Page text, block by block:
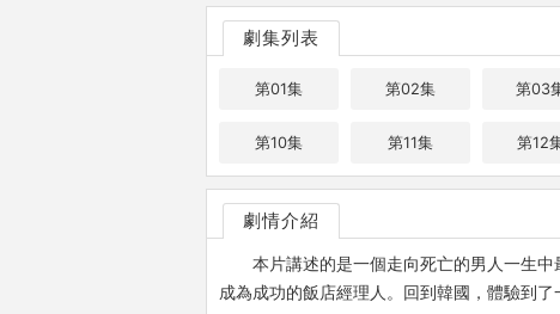
劇集列表
第01集 第02集 第03
第10集 第11集 第12
劇情介紹
本片講述的是一個走向死亡的男人一生
成為成功的飯店經理人。回到韓國，體驗到